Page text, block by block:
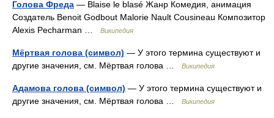
Голова Фреда — Blaise le blasé Жанр Комедия, анимация
Создатель Benoit Godbout Malorie Nault Cousineau Композитор
Alexis Pecharman …
Википедия
Мёртвая голова (символ) — У этого термина существуют и
другие значения, см. Мёртвая голова …
Википедия
Адамова голова (символ) — У этого термина существуют и
другие значения, см. Мёртвая голова …
Википедия